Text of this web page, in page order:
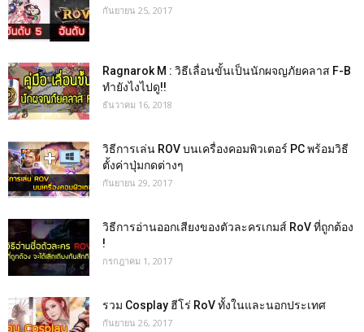
กันยายน 25, 2017
Ragnarok M : วิธีเลื่อนขั้นเป็นนักผจญภัยคลาส F-B
ทำยังไงไปดู!!
ธันวาคม 16, 2018
วิธีการเล่น ROV บนเครื่องคอมพิวเตอร์ PC พร้อมวิธี
ตั้งค่าปุ่มกดต่างๆ
กันยายน 29, 2017
วิธีการอ่านออกเสียงของตัวละครเกมส์ RoV ที่ถูกต้อง
!
กรกฎาคม 1, 2017
รวม Cosplay ฮีโร่ RoV ทั้งในและนอกประเทศ
กันยายน 26, 2017